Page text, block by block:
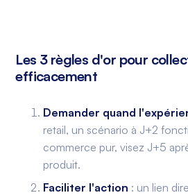
Les 3 règles d'or pour
efficacement
Demander quand
retail, un scénario à J+2
commerce pur, visez J+5
produit.
Faciliter l'action : un lien